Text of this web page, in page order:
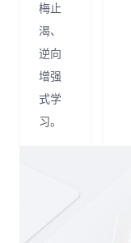
梅止
渴、
逆向
增强
式学
习。